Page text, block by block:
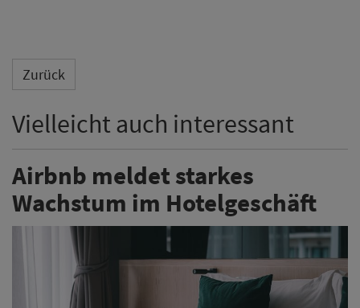
Zurück
Vielleicht auch interessant
Airbnb meldet starkes
Wachstum im Hotelgeschäft